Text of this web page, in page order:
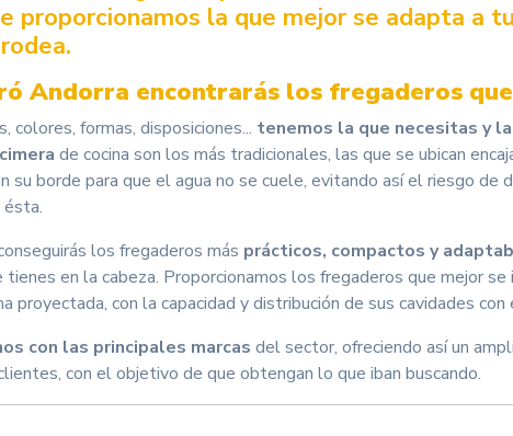
proporcionamos la que mejor se adapta a
Andorra encontrarás los fregaderos
colores, formas, disposiciones... tenemos la que necesitas y
de cocina son los más tradicionales, las que se ubican
su borde para que el agua no se cuele, evitando así el riesgo de
los fregaderos más prácticos, compactos y
tienes en la cabeza. Proporcionamos los fregaderos que mejor
proyectada, con la capacidad y distribución de sus cavidades
con las principales marcas del sector, ofreciendo así un
con el objetivo de que obtengan lo que iban buscando.